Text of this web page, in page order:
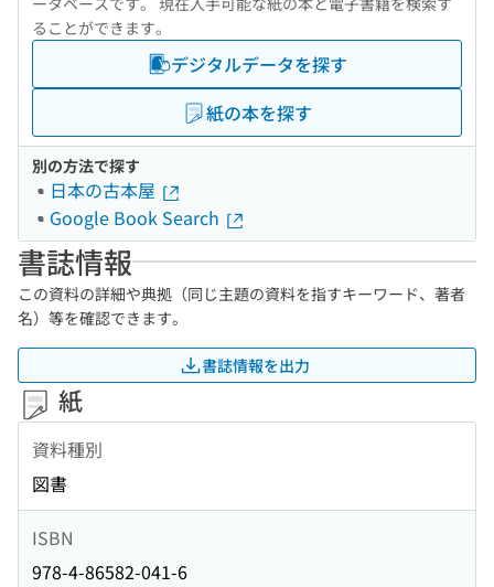
ることができます。
デジタルデータを探す
紙の本を探す
別の方法で探す
日本の古本屋
Google Book Search
書誌情報
この資料の詳細や典拠（同じ主題の資料を指すキーワード、著者
名）等を確認できます。
書誌情報を出力
紙
資料種別
図書
ISBN
978-4-86582-041-6